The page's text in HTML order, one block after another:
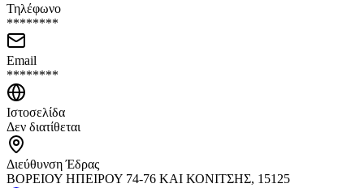
Τηλέφωνο
********
Email
********
Ιστοσελίδα
Δεν διατίθεται
Διεύθυνση Έδρας
ΒΟΡΕΙΟΥ ΗΠΕΙΡΟΥ 74-76 ΚΑΙ ΚΟΝΙΤΣΗΣ, 15125